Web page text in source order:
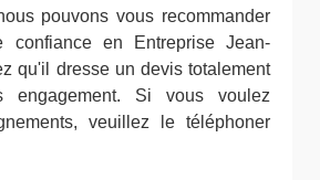
pouvons vous recommander
confiance en Entreprise Jean-
qu'il dresse un devis totalement
engagement. Si vous voulez
veuillez le téléphoner